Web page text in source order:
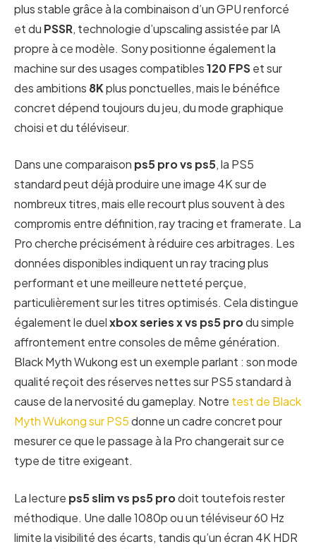
plus stable grâce à la combinaison d’un GPU renforcé
et du PSSR, technologie d’upscaling assistée par IA
propre à ce modèle. Sony positionne également la
machine sur des usages compatibles120 FPSet sur
des ambitions 8Kplus ponctuelles, mais le bénéfice
concret dépend toujours du jeu, du mode graphique
choisi et du téléviseur.
Dans une comparaison ps5 pro vs ps5, la PS5
standard peut déjà produire une image 4K sur de
nombreux titres, mais elle recourt plus souvent à des
compromis entre définition, ray tracing et framerate. La
Pro cherche précisément à réduire ces arbitrages. Les
données disponibles indiquent un ray tracing plus
performant et une meilleure netteté perçue,
particulièrement sur les titres optimisés. Cela distingue
également le duelxbox series x vs ps5 produ simple
affrontement entre consoles de même génération.
Black Myth Wukong est un exemple parlant : son mode
qualité reçoit des réserves nettes sur PS5 standard à
cause de la nervosité du gameplay. Notre test de Black
Myth Wukong sur PS5donne un cadre concret pour
mesurer ce que le passage à la Pro changerait sur ce
type de titre exigeant.
La lecture ps5 slim vs ps5 prodoit toutefois rester
méthodique. Une dalle 1080p ou un téléviseur 60 Hz
limite la visibilité des écarts, tandis qu’un écran 4K HDR